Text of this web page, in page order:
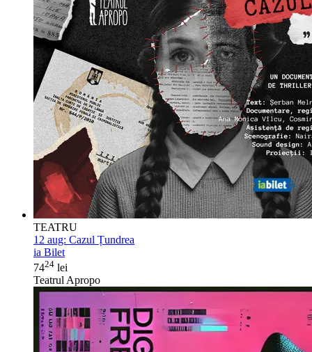
TEATRU
12 aug: Cazul Țundrea
ia Bilet
7424 lei
Teatrul Apropo